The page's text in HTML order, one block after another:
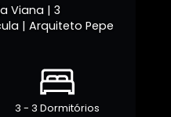
Viana | 3
| Arquiteto Pepe
3 - 3 Dormitórios